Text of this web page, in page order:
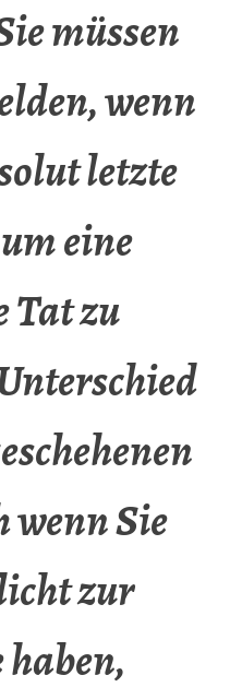
müssen
wenn
letzte
eine
Tat zu
wenn Sie
zur